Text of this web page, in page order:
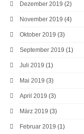
Dezember 2019 (2)
November 2019 (4)
Oktober 2019 (3)
September 2019 (1)
Juli 2019 (1)
Mai 2019 (3)
April 2019 (3)
März 2019 (3)
Februar 2019 (1)